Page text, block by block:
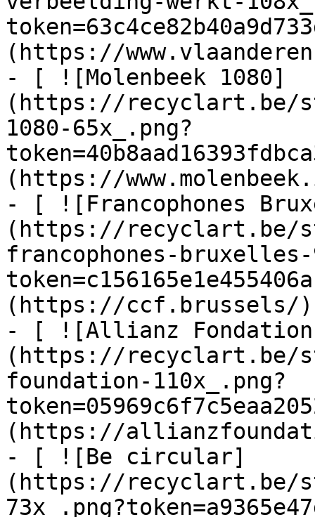
(https://
- [ ![Molenbeek 1080]
(https://recyclart.be/
1080-65x_.png?
(https://
- [ ![Francophones
(https://recyclart.be/
francophones-bruxelles-
(https://ccf.brussels/)
- [ ![Allianz
(https://recyclart.be/
foundation-110x_.png?
(https://
- [ ![Be circular]
(https://recyclart.be/